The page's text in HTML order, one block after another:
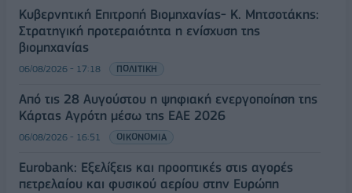
Κυβερνητική Επιτροπή Βιομηχανίας- Κ. Μητσοτάκης:
Στρατηγική προτεραιότητα η ενίσχυση της
βιομηχανίας
06/08/2026 - 17:18 ΠΟΛΙΤΙΚΗ
Από τις 28 Αυγούστου η ψηφιακή ενεργοποίηση της
Κάρτας Αγρότη μέσω της ΕΑΕ 2026
06/08/2026 - 16:51 ΟΙΚΟΝΟΜΙΑ
Eurobank: Εξελίξεις και προοπτικές στις αγορές
πετρελαίου και φυσικού αερίου στην Ευρώπη